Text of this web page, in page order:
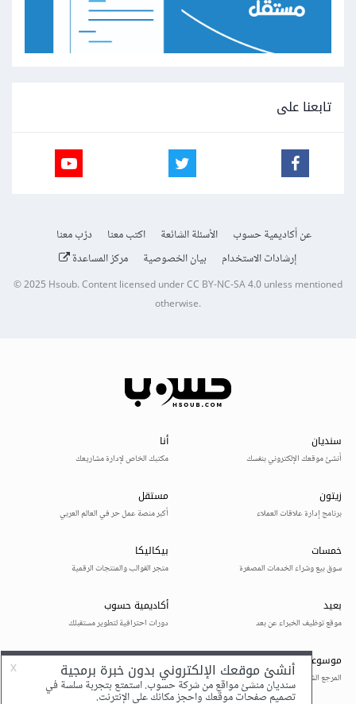
تابعنا على
عن أكاديمية حسوب الأسئلة الشائعة اكتب معنا
درّب معنا
إرشادات الاستخدام
بيان الخصوصية مركز المساعدة
© 2025Hsoub.Content licensed underCC BY-NC-SA 4.0unless mentioned
otherwise.